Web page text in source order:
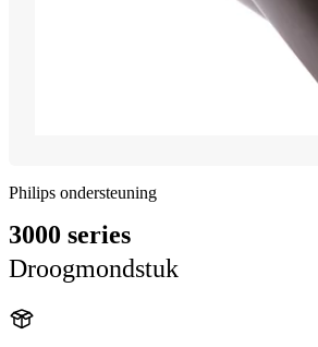
Philips ondersteuning
3000 series
Droogmondstuk